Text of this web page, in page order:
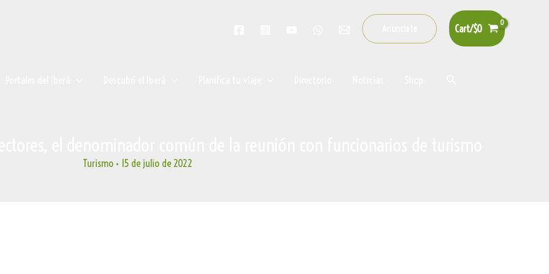
Cart/$0
Turismo• 15 de julio de 2022